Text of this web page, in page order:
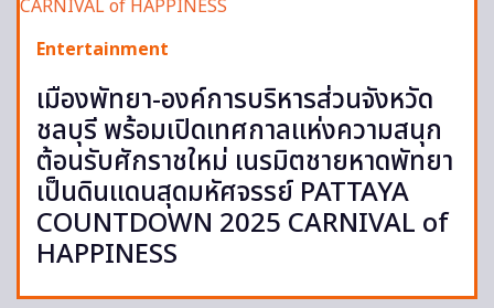
Entertainment
เมืองพัทยา-องค์การบริหารส่วนจังหวัด
ชลบุรี พร้อมเปิดเทศกาลแห่งความสนุก
ต้อนรับศักราชใหม่ เนรมิตชายหาดพัทยา
เป็นดินแดนสุดมหัศจรรย์ PATTAYA
COUNTDOWN 2025 CARNIVAL of
HAPPINESS